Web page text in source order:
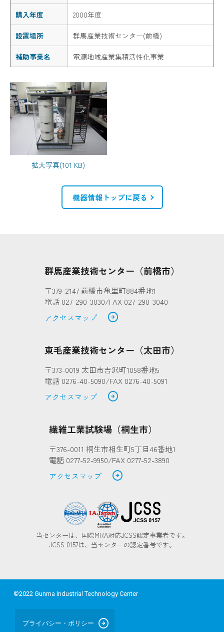
購入年度 2000年度
設置場所 群馬産業技術センター(前橋)
補助事業名 電源地域産業集積活性化事業
拡大写真(101 KB)
機器情報トップに戻る
群馬産業技術センター（前橋市）
〒379-2147 前橋市亀里町884番地1
電話 027-290-3030/FAX 027-290-3040
アクセスマップ
arrow_circle_right
東毛産業技術センター（太田市）
〒373-0019 太田市吉沢町1058番地5
電話 0276-40-5090/FAX 0276-40-5091
アクセスマップ
arrow_circle_right
繊維工業試験場（桐生市）
〒376-0011 桐生市相生町5丁目46番地1
電話 0277-52-9950/FAX 0277-52-3890
アクセスマップ
arrow_circle_right
当センターは、国際MRA対応JCSS認定事業者です。
JCSS 0157は、当センターの認定番号です。
©2022 Gunma Industrial Technology Center
プライバシー・ポリシー arrow_circle_right